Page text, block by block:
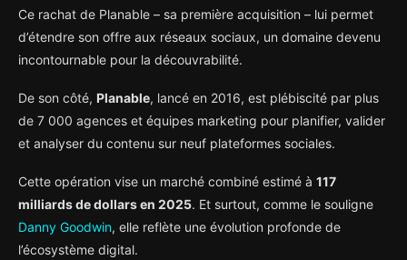
Ce rachat de Planable – sa première acquisition – lui permet
d’étendre son offre aux réseaux sociaux, un domaine devenu
incontournable pour la découvrabilité.
De son côté, Planable, lancé en 2016, est plébiscité par plus
de 7 000 agences et équipes marketing pour planifier, valider
et analyser du contenu sur neuf plateformes sociales.
Cette opération vise un marché combiné estimé à 117
milliards de dollars en 2025. Et surtout, comme le souligne
Danny Goodwin, elle reflète une évolution profonde de
l’écosystème digital.